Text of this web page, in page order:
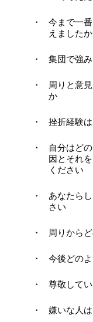
今まで一
えましたか
集団で強
周りと意
か
挫折経験
自分はど
因とそれ
ください
あなたら
さい
周りから
今後どの
尊敬して
嫌いな人